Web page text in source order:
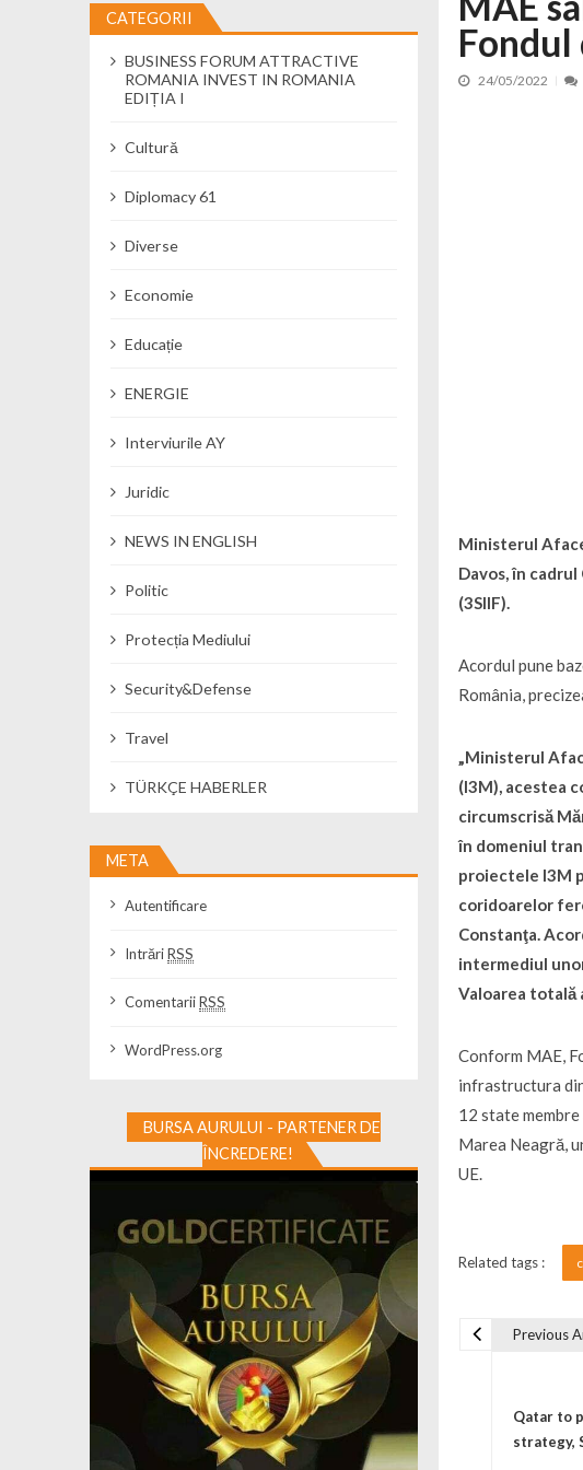
Cseke Attila: Am creat, până în prezent, peste
Încă o creșă modernă pentru Alba: 40 de locuri
MMAP pune în consultare publică proiectul
24/05/2022
Ministerul
Davos, în
(3SIIF).
Acordul pune
România,
„Ministerul
(I3M), acestea
circumscrisă
în domeniul
proiectele I3M
coridoarelor
Constanţa.
intermediul
Valoarea totală
Conform MAE,
infrastructura
12 state
Marea Neagră,
UE.
Related tags :
Previous
Qatar to
strategy,
CATEGORII
BUSINESS FORUM ATTRACTIVE
ROMANIA INVEST IN ROMANIA
EDIȚIA I
Cultură
Diplomacy 61
Diverse
Economie
Educație
ENERGIE
Interviurile AY
Juridic
NEWS IN ENGLISH
Politic
Protecția Mediului
Security&Defense
Travel
TÜRKÇE HABERLER
META
Autentificare
IntrăriRSS
ComentariiRSS
WordPress.org
BURSA AURULUI - PARTENER DE
ÎNCREDERE!